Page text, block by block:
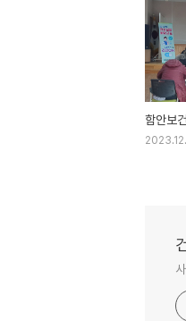
함안보